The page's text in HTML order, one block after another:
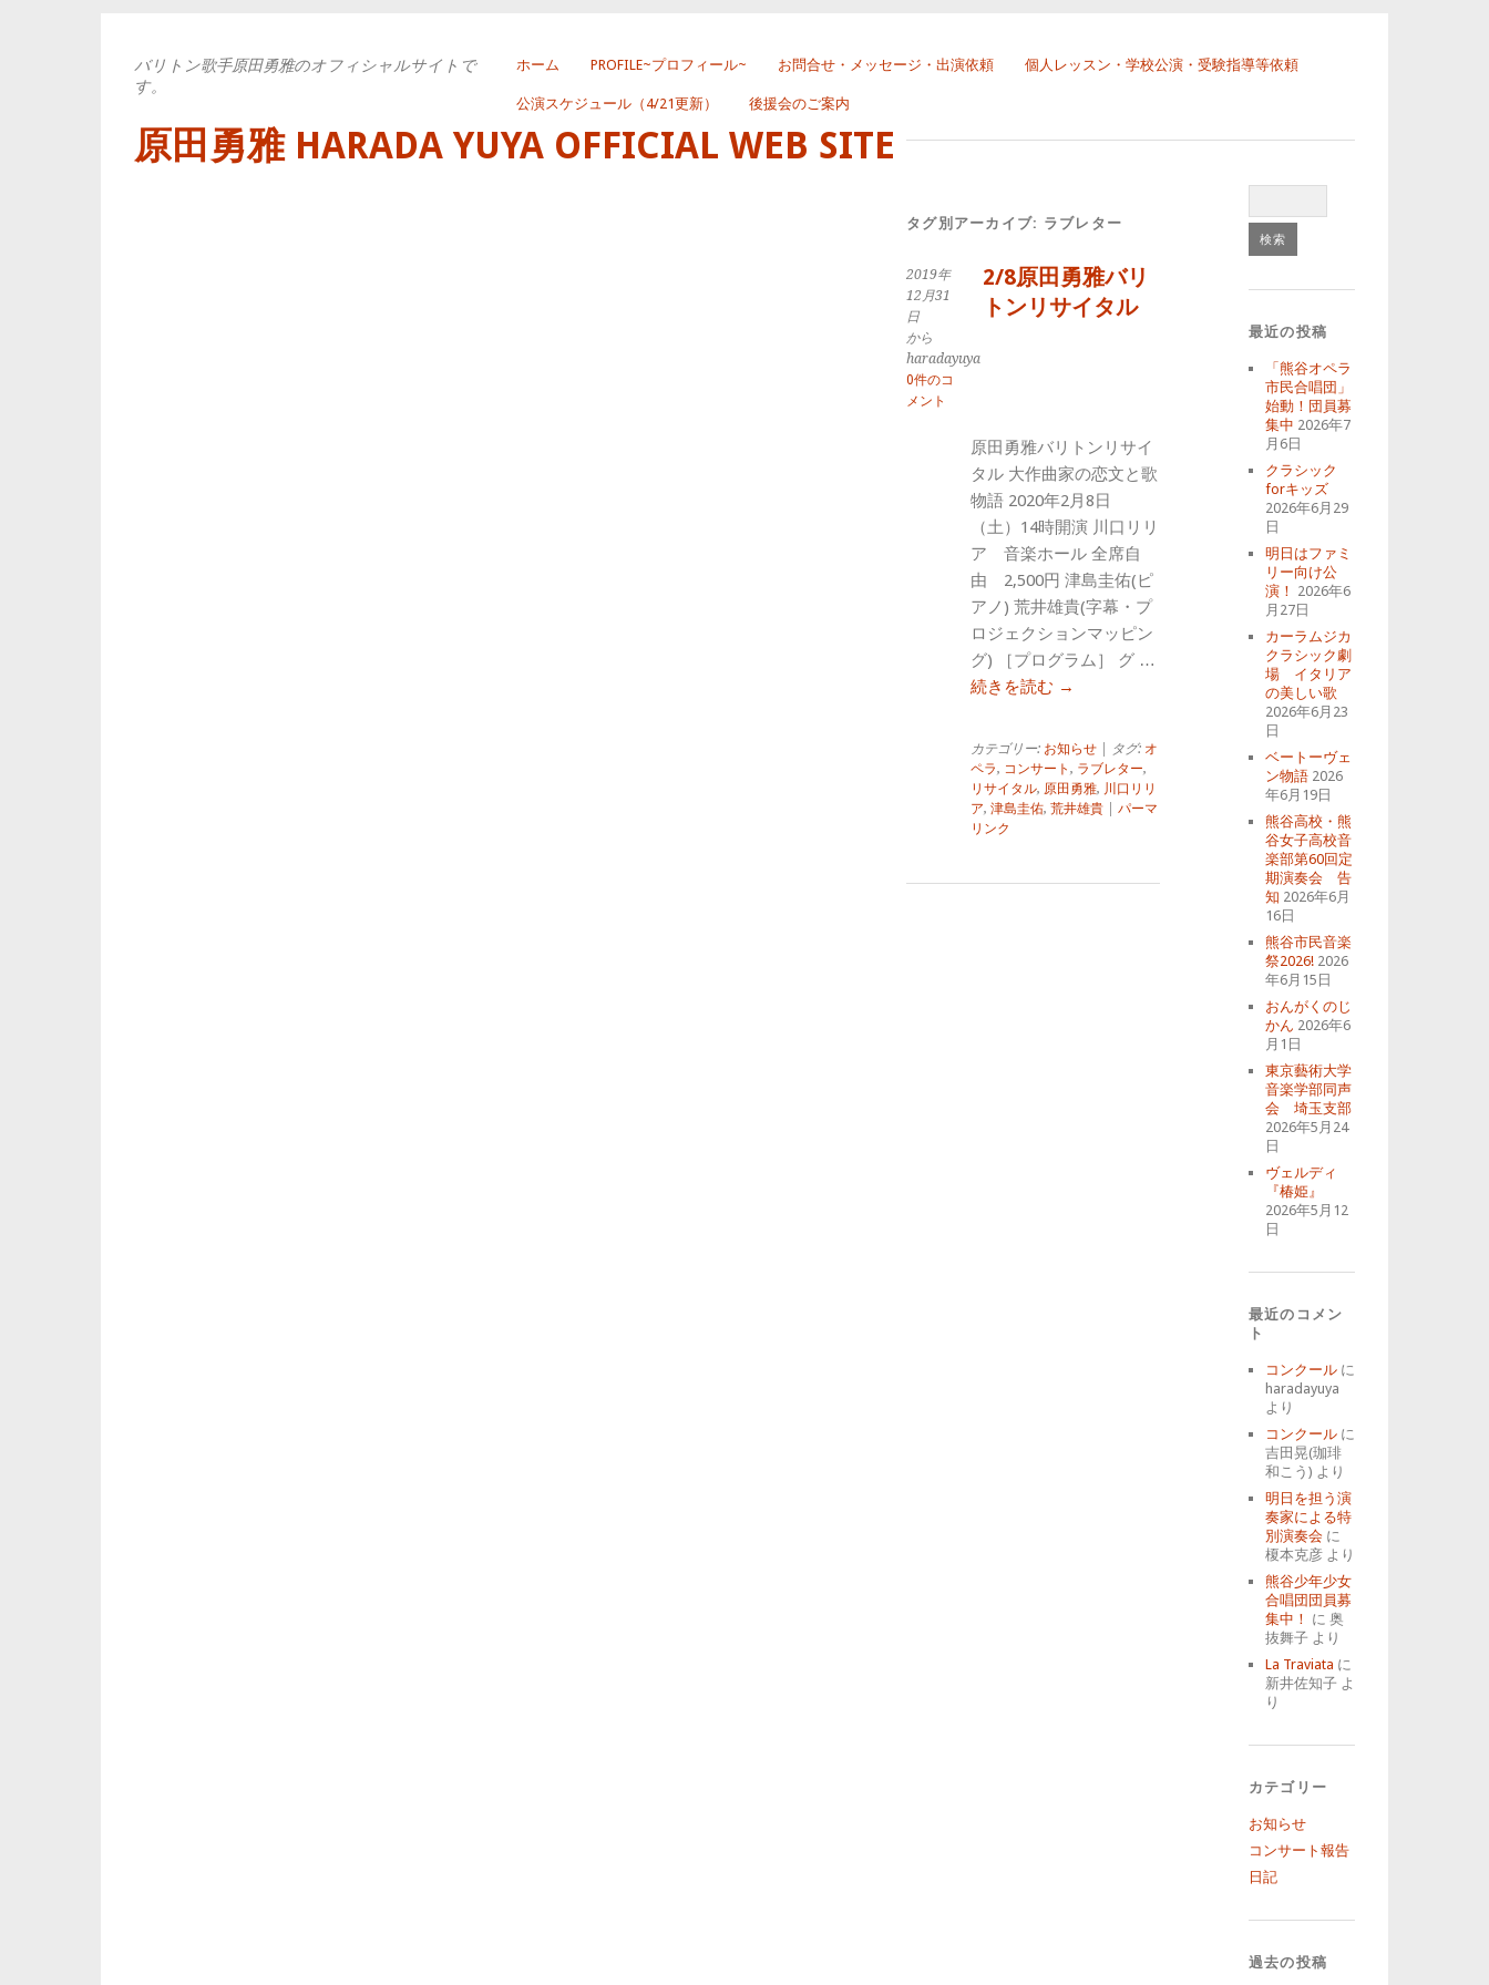
ホーム PROFILE~プロフィール~ お問合せ・メッセージ・出演依頼 個人レッスン・学校公演・受験指導等依頼
公演スケジュール（4/21更新） 後援会のご案内
原田勇雅 HARADA YUYA OFFICIAL WEB SITE
バリトン歌手原田勇雅のオフィシャルサイトで
す。
タグ別アーカイブ: ラブレター
2019年
12月31
日
から
haradayuya
0件のコ
メント
2/8原田勇雅バリ
トンリサイタル
原田勇雅バリトンリサイ
タル 大作曲家の恋文と歌
物語 2020年2月8日
（土）14時開演 川口リリ
ア 音楽ホール 全席自
由 2,500円 津島圭佑(ピ
アノ) 荒井雄貴(字幕・プ
ロジェクションマッピン
グ) ［プログラム］ グ …
続きを読む →
カテゴリー: お知らせ | タグ: オ
ペラ, コンサート, ラブレター,
リサイタル, 原田勇雅, 川口リリ
ア,津島圭佑,荒井雄貴 |パーマ
リンク
最近の投稿
「熊谷オペラ
市民合唱団」
始動！団員募
集中 2026年7
月6日
クラシック
forキッズ
2026年6月29
日
明日はファミ
リー向け公
演！ 2026年6
月27日
カーラムジカ
クラシック劇
場 イタリア
の美しい歌
2026年6月23
日
ベートーヴェ
ン物語 2026
年6月19日
熊谷高校・熊
谷女子高校音
楽部第60回定
期演奏会 告
知 2026年6月
16日
熊谷市民音楽
祭2026! 2026
年6月15日
おんがくのじ
かん 2026年6
月1日
東京藝術大学
音楽学部同声
会 埼玉支部
2026年5月24
日
ヴェルディ
『椿姫』
2026年5月12
日
最近のコメン
ト
コンクールに
haradayuya
より
コンクールに
吉田晃(珈琲
和こう) より
明日を担う演
奏家による特
別演奏会に
榎本克彦より
熊谷少年少女
合唱団団員募
集中！ に 奥
抜舞子より
La Traviata に
新井佐知子よ
り
カテゴリー
お知らせ
コンサート報告
日記
過去の投稿